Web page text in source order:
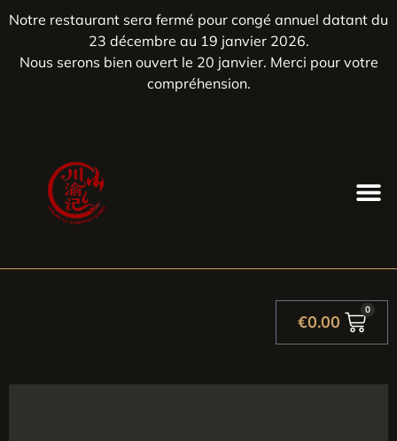
Notre restaurant sera fermé pour congé annuel datant du
23 décembre au 19 janvier 2026.
Nous serons bien ouvert le 20 janvier. Merci pour votre
compréhension.
€0.00
0